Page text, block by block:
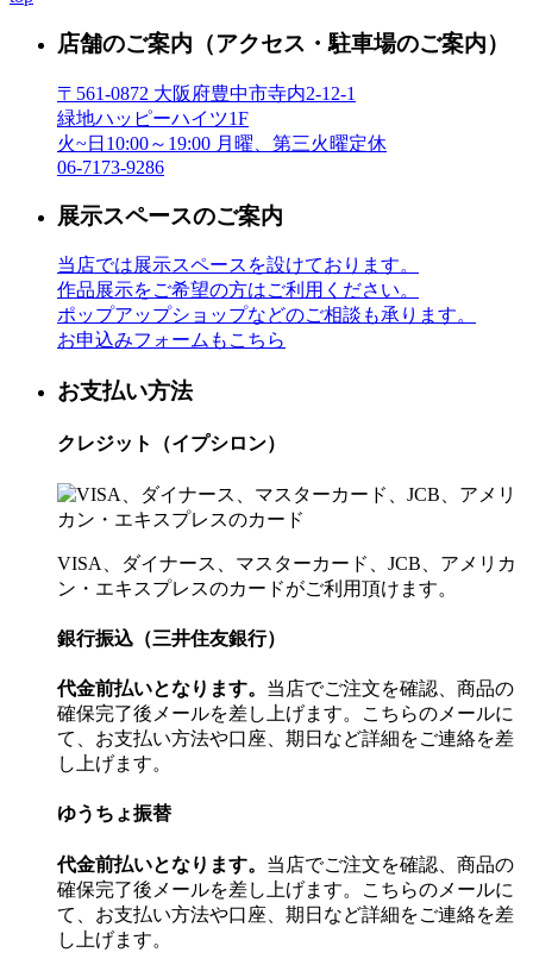
店舗のご案内 （アクセス・駐車場のご案内）
〒561-0872 大阪府豊中市寺内2-12-1
緑地ハッピーハイツ1F
火~日10:00～19:00 月曜、第三火曜定休
06-7173-9286
展示スペースのご案内
当店では展示スペースを設けております。
作品展示をご希望の方はご利用ください。
ポップアップショップなどのご相談も承ります。
お申込みフォームもこちら
お支払い方法
クレジット（イプシロン）
VISA、ダイナース、マスターカード、JCB、アメリカ
ン・エキスプレスのカードがご利用頂けます。
銀行振込（三井住友銀行）
代金前払いとなります。 当店でご注文を確認、商品の
確保完了後メールを差し上げます。こちらのメールに
て、お支払い方法や口座、期日など詳細をご連絡を差
し上げます。
ゆうちょ振替
代金前払いとなります。 当店でご注文を確認、商品の
確保完了後メールを差し上げます。こちらのメールに
て、お支払い方法や口座、期日など詳細をご連絡を差
し上げます。